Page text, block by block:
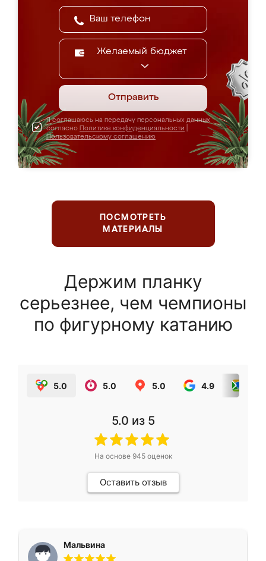
Желаемый бюджет
Отправить
Я соглашаюсь на передачу персональных данных
согласно Политике конфиденциальности
Пользовательскому соглашению
ПОСМОТРЕТЬ
МАТЕРИАЛЫ
Держим планку
серьезнее, чем чемпионы
по фигурному катанию
5.0 5.0 5.0 4.9
5.0 из 5
На основе 945оценок
Оставить отзыв
Мальвина